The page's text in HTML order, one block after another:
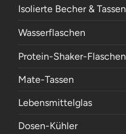
Isolierte Becher & Tassen
Wasserflaschen
Protein-Shaker-Flaschen
Mate-Tassen
Lebensmittelglas
Dosen-Kühler